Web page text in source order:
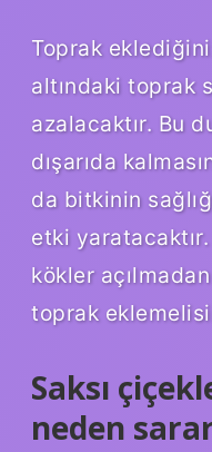
Toprak
altındaki toprak
azalacaktır. Bu
dışarıda
da bitkinin
etki
kökler
toprak
Saksı
neden